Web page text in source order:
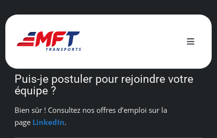
au
Toggle
Nos services
Engagement écologique
Puis-je postuler pour rejoindre votre
équipe ?
Bien sûr ! Consultez nos offres d’emploi sur la
page LinkedIn.